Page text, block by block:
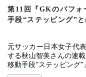
第11回『GKのパフォ
手段“ステッピング”と
元サッカー日本女子代
する秋山智美さんの連
移動手段”ステッピング